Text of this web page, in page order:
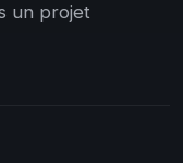
un projet